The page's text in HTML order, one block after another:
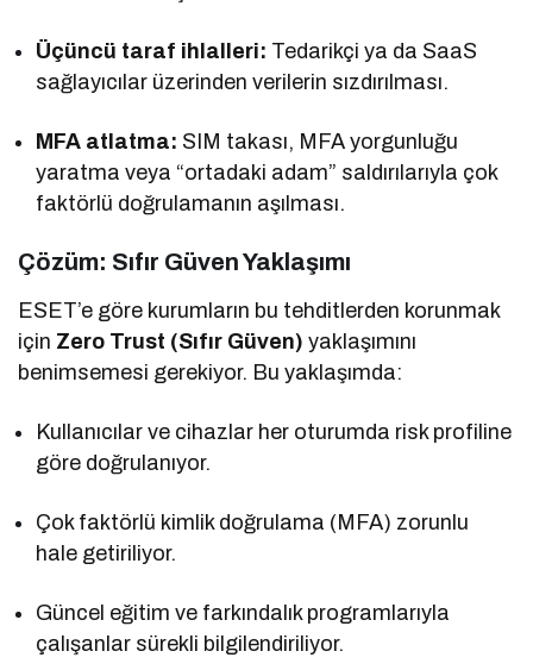
Üçüncü taraf ihlalleri: Tedarikçi ya da SaaS
sağlayıcılar üzerinden verilerin sızdırılması.
MFA atlatma: SIM takası, MFA yorgunluğu
yaratma veya “ortadaki adam” saldırılarıyla çok
faktörlü doğrulamanın aşılması.
Çözüm: Sıfır Güven Yaklaşımı
ESET’e göre kurumların bu tehditlerden korunmak
için Zero Trust (Sıfır Güven) yaklaşımını
benimsemesi gerekiyor. Bu yaklaşımda:
Kullanıcılar ve cihazlar her oturumda risk profiline
göre doğrulanıyor.
Çok faktörlü kimlik doğrulama (MFA) zorunlu
hale getiriliyor.
Güncel eğitim ve farkındalık programlarıyla
çalışanlar sürekli bilgilendiriliyor.